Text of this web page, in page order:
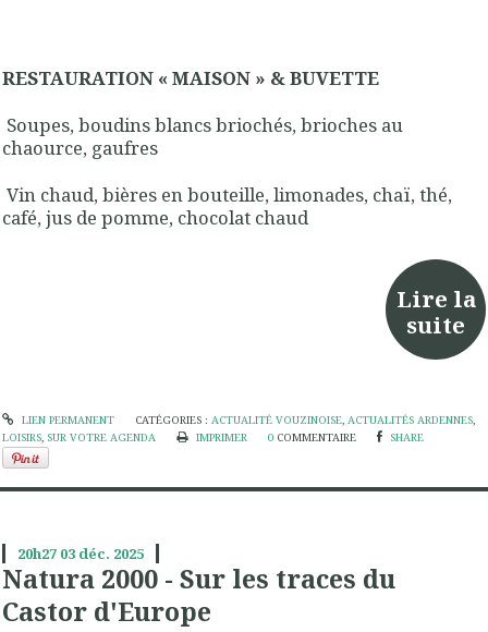
RESTAURATION « MAISON » & BUVETTE
Soupes, boudins blancs briochés, brioches au
chaource, gaufres
Vin chaud, bières en bouteille, limonades, chaï, thé,
café, jus de pomme, chocolat chaud
Lire la
suite
LIEN PERMANENT CATÉGORIES : ACTUALITÉ VOUZINOISE, ACTUALITÉS ARDENNES,
LOISIRS, SUR VOTRE AGENDA IMPRIMER 0 COMMENTAIRE SHARE
20h27 03 déc. 2025
Natura 2000 - Sur les traces du
Castor d'Europe